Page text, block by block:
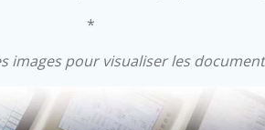
*
images pour visualiser les